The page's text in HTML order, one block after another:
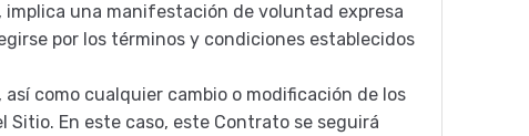
una manifestación de voluntad expresa
por los términos y condiciones establecidos
como cualquier cambio o modificación de los
En este caso, este Contrato se seguirá